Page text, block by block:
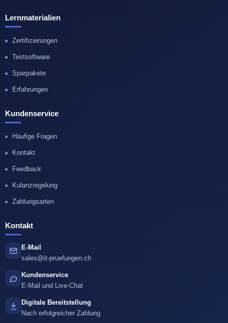
Lernmaterialien
Zertifizierungen
Testsoftware
Sparpakete
Erfahrungen
Kundenservice
Häufige Fragen
Kontakt
Feedback
Kulanzregelung
Zahlungsarten
Kontakt
E-Mail
sales@it-pruefungen.ch
Kundenservice
E-Mail und Live-Chat
Digitale Bereitstellung
Nach erfolgreicher Zahlung